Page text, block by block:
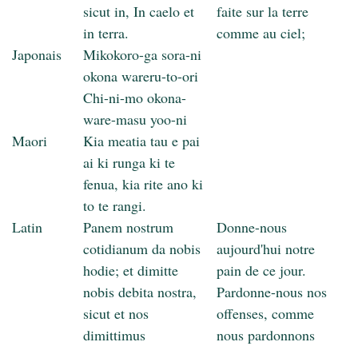
sicut in, In caelo et
in terra.
faite sur la terre
comme au ciel;
Japonais
Mikokoro-ga sora-ni
okona wareru-to-ori
Chi-ni-mo okona-
ware-masu yoo-ni
Maori
Kia meatia tau e pai
ai ki runga ki te
fenua, kia rite ano ki
to te rangi.
Latin
Panem nostrum
cotidianum da nobis
hodie; et dimitte
nobis debita nostra,
sicut et nos
dimittimus
Donne-nous
aujourd'hui notre
pain de ce jour.
Pardonne-nous nos
offenses, comme
nous pardonnons